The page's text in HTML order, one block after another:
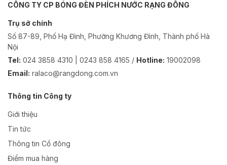
CÔNG TY CP BÓNG ĐÈN PHÍCH NƯỚC RẠNG ĐÔNG
Trụ sở chính
Số 87-89, Phố Hạ Đình, Phường Khương Đình, Thành phố Hà
Nội
Tel: 024 3858 4310 | 0243 858 4165 / Hotline: 19002098
Email: ralaco@rangdong.com.vn
Thông tin Công ty
Giới thiệu
Tin tức
Thông tin Cổ đông
Điểm mua hàng